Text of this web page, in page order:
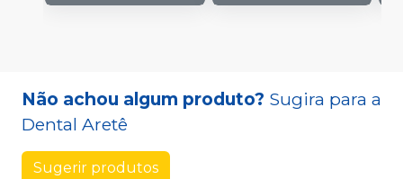
Não achou algum produto? Sugira para a
Dental Aretê
Sugerir produtos